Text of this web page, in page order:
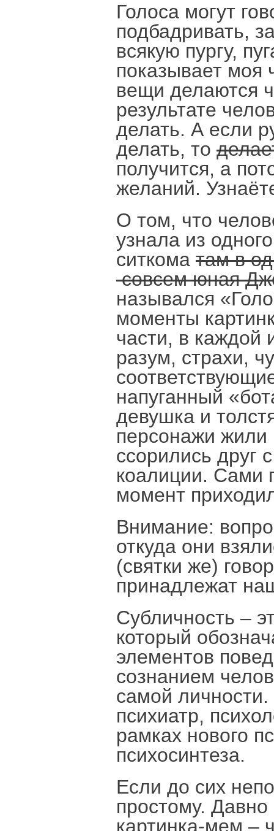
Голоса могут
подбадривать,
всякую пургу,
показывает моя
вещи делаются
результате
делать. А если
делать, то
получится, а
желаний.
О том, что
узнала из
ситкома там в
совсем юная
назывался
моменты
части, в каждой
разум, страхи,
напуганный
девушка и
персонажи жили
ссорились друг
коалиции. Сами
момент
Внимание:
откуда они
(святки же)
принадлежат
Субличность –
который
элементов
сознанием
самой
психиатр,
рамках нового
психосинтеза.
Если до сих
простому. Давно
картинка-мем –